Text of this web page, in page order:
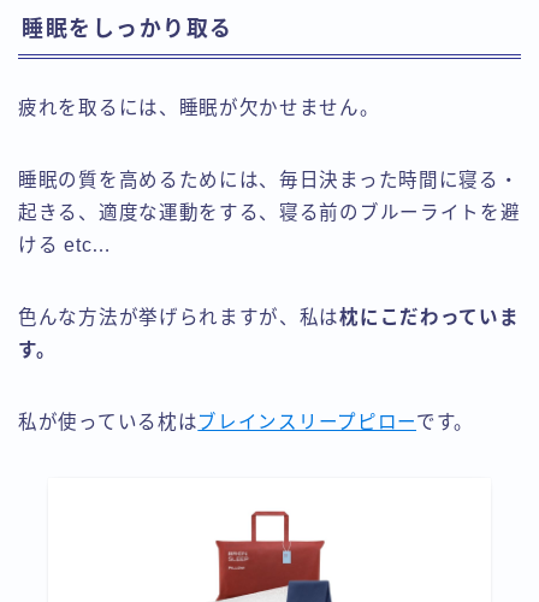
睡眠をしっかり取る
疲れを取るには、睡眠が欠かせません。
睡眠の質を高めるためには、毎日決まった時間に寝る・
起きる、適度な運動をする、寝る前のブルーライトを避
ける etc…
色んな方法が挙げられますが、私は枕にこだわっていま
す。
私が使っている枕はブレインスリープピローです。